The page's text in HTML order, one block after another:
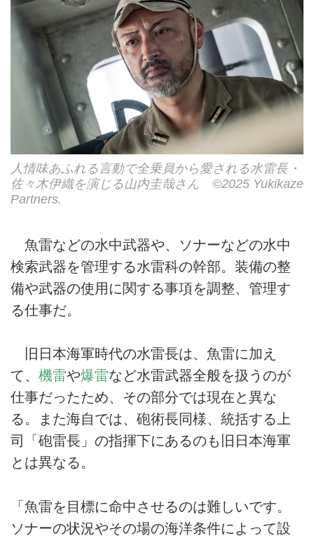
人情味あふれる言動で全乗員から愛される水雷長・
佐々木伊織を演じる山内圭哉さん ©2025 Yukikaze
Partners.
魚雷などの水中武器や、ソナーなどの水中
検索武器を管理する水雷科の幹部。装備の整
備や武器の使用に関する事項を調整、管理す
る仕事だ。
旧日本海軍時代の水雷長は、魚雷に加え
て、 機雷や爆雷など水雷武器全般を扱うのが
仕事だったため、その部分では現在と異な
る。また海自では、砲術長同様、統括する上
司「砲雷長」の指揮下にあるのも旧日本海軍
とは異なる。
「魚雷を目標に命中させるのは難しいです。
ソナーの状況やその場の海洋条件によって設